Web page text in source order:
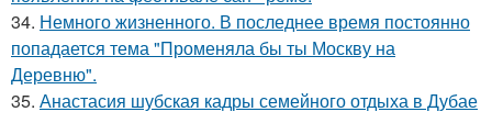
34. Немного жизненного. В последнее время постоянно
попадается тема "Променяла бы ты Москву на
Деревню".
35. Анастасия шубская кадры семейного отдыха в Дубае